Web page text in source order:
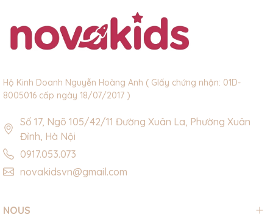
Hộ Kinh Doanh Nguyễn Hoàng Anh ( GIấy chứng nhận: 01D-
8005016 cấp ngày 18/07/2017 )
Số 17, Ngõ 105/42/11 Đường Xuân La, Phường Xuân
Đỉnh, Hà Nội
0917.053.073
novakidsvn@gmail.com
NOUS